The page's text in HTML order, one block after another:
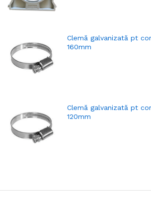
Clemă galvanizată pt
160mm
Clemă galvanizată pt
120mm